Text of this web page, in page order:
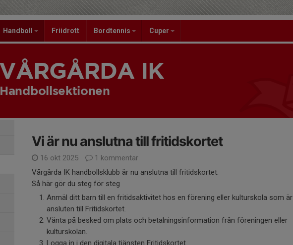
Handboll Friidrott Bordtennis Cuper
VÅRGÅRDA IK
Handbollsektionen
Vi är nu anslutna till fritidskortet
16 okt 2025
1 kommentar
Vårgårda IK handbollsklubb är nu anslutna till fritidskortet.
Så här gör du steg för steg
Anmäl ditt barn till en fritidsaktivitet hos en förening eller kulturskola som är
ansluten till Fritidskortet.
Vänta på besked om plats och betalningsinformation från föreningen eller
kulturskolan.
Logga in i den digitala tjänsten Fritidskortet.